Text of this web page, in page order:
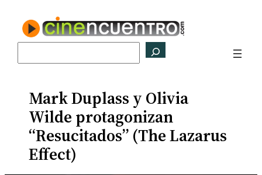
contenido
Mark Duplass y Olivia
Wilde protagonizan
“Resucitados” (The Lazarus
Effect)